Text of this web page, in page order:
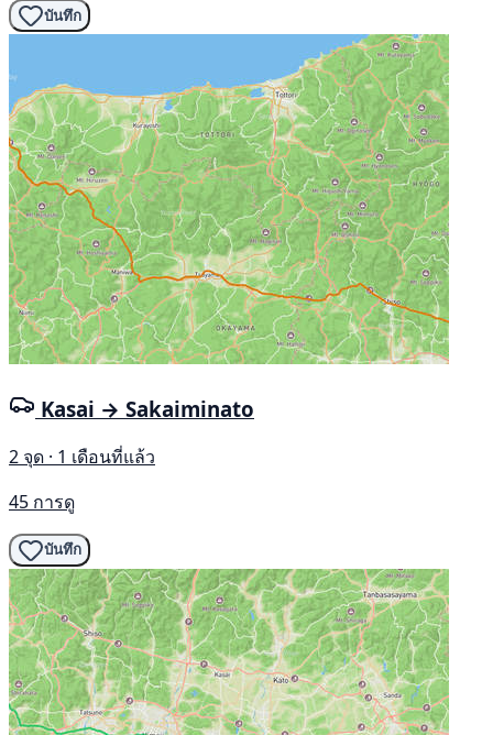
บันทึก
Kasai → Sakaiminato
2 จุด · 1 เดือนที่แล้ว
45 การดู
บันทึก